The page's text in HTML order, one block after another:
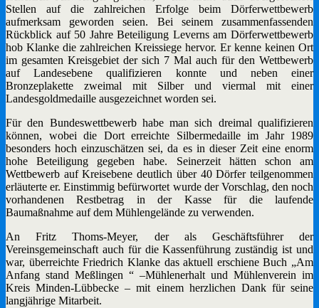
Stellen auf die zahlreichen Erfolge beim Dörferwettbewerb
aufmerksam geworden seien. Bei seinem zusammenfassenden
Rückblick auf 50 Jahre Beteiligung Leverns am Dörferwettbewerb
hob Klanke die zahlreichen Kreissiege hervor. Er kenne keinen Ort
im gesamten Kreisgebiet der sich 7 Mal auch für den Wettbewerb
auf Landesebene qualifizieren konnte und neben einer
Bronzeplakette zweimal mit Silber und viermal mit einer
Landesgoldmedaille ausgezeichnet worden sei.
Für den Bundeswettbewerb habe man sich dreimal qualifizieren
können, wobei die Dort erreichte Silbermedaille im Jahr 1989
besonders hoch einzuschätzen sei, da es in dieser Zeit eine enorm
hohe Beteiligung gegeben habe. Seinerzeit hätten schon am
Wettbewerb auf Kreisebene deutlich über 40 Dörfer teilgenommen
erläuterte er. Einstimmig befürwortet wurde der Vorschlag, den noch
vorhandenen Restbetrag in der Kasse für die laufende
Baumaßnahme auf dem Mühlengelände zu verwenden.
An Fritz Thoms-Meyer, der als Geschäftsführer der
Vereinsgemeinschaft auch für die Kassenführung zuständig ist und
war, überreichte Friedrich Klanke das aktuell erschiene Buch „Am
Anfang stand Meßlingen “ –Mühlenerhalt und Mühlenverein im
Kreis Minden-Lübbecke – mit einem herzlichen Dank für seine
langjährige Mitarbeit.